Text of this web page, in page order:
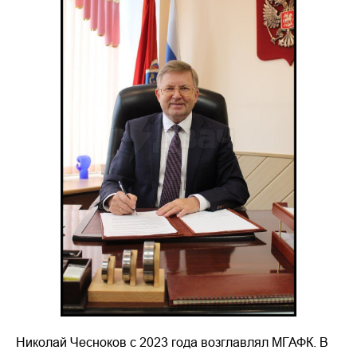
Николай Чесноков с 2023 года возглавлял МГАФК. В